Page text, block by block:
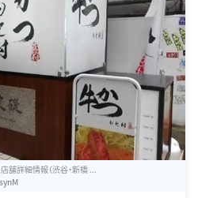
舗詳細情報（渋谷・新橋 ...